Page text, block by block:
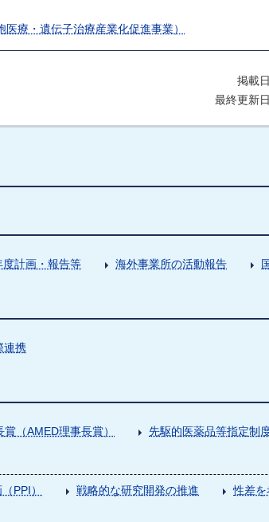
療・遺伝子治療産業化促進事業）
掲載
最終更新
計画・報告等 海外事業所の活動報告
連携
（AMED理事長賞） 先駆的医薬品等指定制
PPI） 戦略的な研究開発の推進 性差